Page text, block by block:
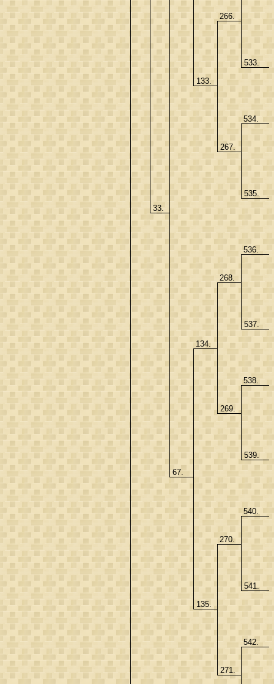
33.
133.
266.
533.
267.
534.
535.
67.
134.
268.
536.
537.
269.
538.
539.
135.
270.
540.
541.
271.
542.